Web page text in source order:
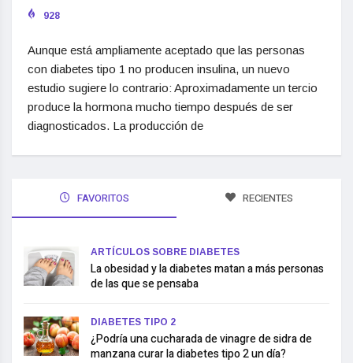
928
Aunque está ampliamente aceptado que las personas
con diabetes tipo 1 no producen insulina, un nuevo
estudio sugiere lo contrario: Aproximadamente un tercio
produce la hormona mucho tiempo después de ser
diagnosticados. La producción de
FAVORITOS RECIENTES
ARTÍCULOS SOBRE DIABETES
La obesidad y la diabetes matan a más personas
de las que se pensaba
DIABETES TIPO 2
¿Podría una cucharada de vinagre de sidra de
manzana curar la diabetes tipo 2 un día?